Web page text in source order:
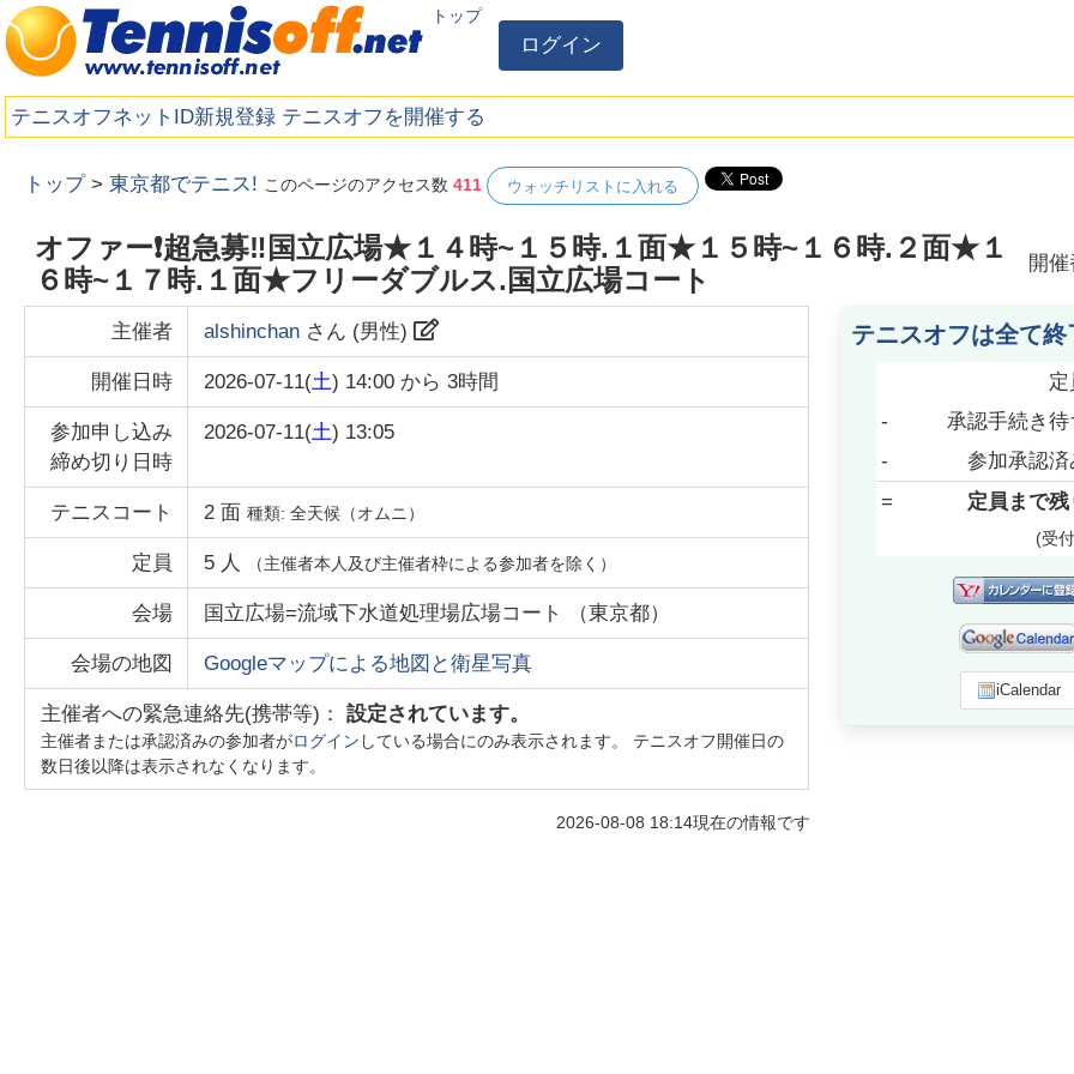
トップ
ログイン
テニスオフネットID新規登録 テニスオフを開催する
トップ >東京都でテニス! このページのアクセス数411 ウォッチリストに入れる
オファー❗超急募‼️国立広場★１４時~１５時.１面★１５時~１６時.２面★１
６時~１７時.１面★フリーダブルス.国立広場コート
開
主催者 alshinchan さん (男性)
開催日時 2026-07-11(土) 14:00 から3時間
参加申し込み
締め切り日時
2026-07-11(土) 13:05
テニスコート 2 面種類:全天候（オムニ）
定員 5 人 （主催者本人及び主催者枠による参加者を除く）
会場 国立広場=流域下水道処理場広場コート （東京都）
会場の地図 Googleマップによる地図と衛星写真
主催者への緊急連絡先(携帯等)：設定されています。
主催者または承認済みの参加者がログイン している場合にのみ表示されます。 テニスオフ開催日の
数日後以降は表示されなくなります。
2026-08-08 18:14現在の情報です
テニスオフは全て終
定
-
承認手続き待
-
参加承認済
=
定員まで残
(受
iCalendar